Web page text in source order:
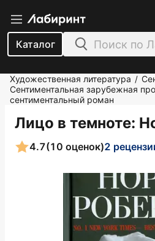
Каталог
Художественная литература /
Сентиментальная зарубежная
сентиментальный роман
Лицо в темноте:
4.7(10 оценок)2